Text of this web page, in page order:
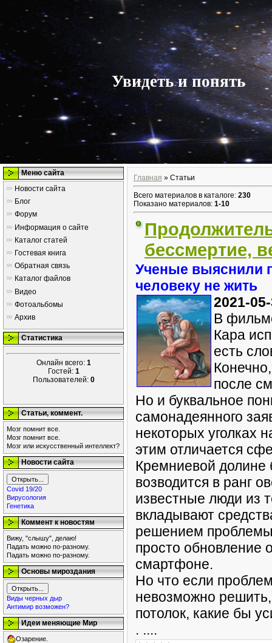
Увидеть и понять
Меню сайта
Новости сайта
Блог
Форум
Информация о сайте
Каталог статей
Гостевая книга
Обратная связь
Каталог файлов
Видео
Фотоальбомы
Архив
Статистика
Онлайн всего: 1
Гостей: 1
Пользователей: 0
Статьи, коммент.
Мозг помнит все.
Мозг помнит все.
Мозг или искусственный интеллект?
Новости сайта
Covid 19/20
Вирусология
Генетика
Коммент к новостям
Вижу, "слышу", делаю!
Падать можно по-разному.
Падать можно по-разному.
Основы мироздания
Виды черных дыр
Антимир возможен?
Идеи меняющие Мир
Озарение.
Главная » Статьи
Всего материалов в каталоге: 230
Показано материалов: 1-10
бессмертие,
Ученые выяснили
человеку не жить
2021-
В
Кара
есть
после
Но и буквальное
самонадеянного
некоторых уголках
этим отличается
Кремниевой долине
возводится в ранг
известные люди из
вкладывают
решением проблемы
просто обновление
смартфоне.
Но что если
невозможно решить,
потолок, какие бы
. ....